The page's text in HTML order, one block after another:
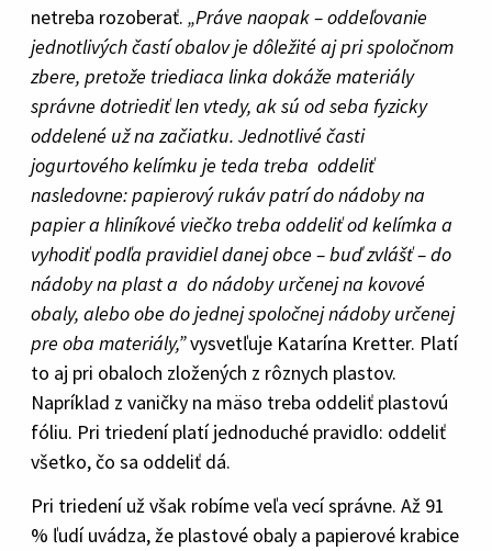
netreba rozoberať. „Práve naopak – oddeľovanie
jednotlivých častí obalov je dôležité aj pri spoločnom
zbere, pretože triediaca linka dokáže materiály
správne dotriediť len vtedy, ak sú od seba fyzicky
oddelené už na začiatku. Jednotlivé časti
jogurtového kelímku je teda treba oddeliť
nasledovne: papierový rukáv patrí do nádoby na
papier a hliníkové viečko treba oddeliť od kelímka a
vyhodiť podľa pravidiel danej obce – buď zvlášť – do
nádoby na plast a do nádoby určenej na kovové
obaly, alebo obe do jednej spoločnej nádoby určenej
pre oba materiály,”vysvetľuje Katarína Kretter. Platí
to aj pri obaloch zložených z rôznych plastov.
Napríklad z vaničky na mäso treba oddeliť plastovú
fóliu. Pri triedení platí jednoduché pravidlo: oddeliť
všetko, čo sa oddeliť dá.
Pri triedení už však robíme veľa vecí správne. Až 91
% ľudí uvádza, že plastové obaly a papierové krabice